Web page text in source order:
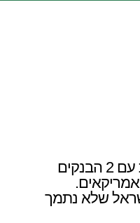
מקים את כלל ישראל בשותפות עם 2 הבנקים
שלא נתמך